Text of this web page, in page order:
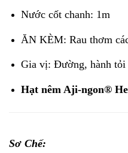
Nước cốt chanh: 1m
ĂN KÈM: Rau thơm
Gia vị: Đường, hành tỏi
Hạt nêm Aji-ngon®
Sơ Chế: